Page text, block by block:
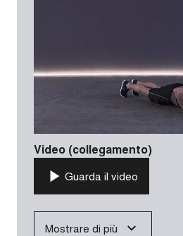
Video (collegamento)
Guarda il video
Mostrare di più